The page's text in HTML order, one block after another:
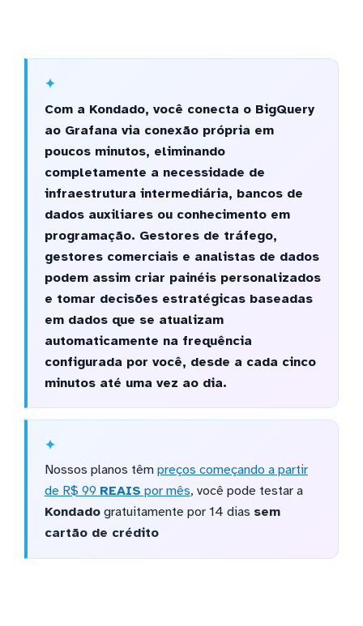
Com a Kondado, você conecta o BigQuery
ao Grafana via conexão própria em
poucos minutos, eliminando
completamente a necessidade de
infraestrutura intermediária, bancos de
dados auxiliares ou conhecimento em
programação. Gestores de tráfego,
gestores comerciais e analistas de dados
podem assim criar painéis personalizados
e tomar decisões estratégicas baseadas
em dados que se atualizam
automaticamente na frequência
configurada por você, desde a cada cinco
minutos até uma vez ao dia.
Nossos planos têm preços começando a partir
de R$ 99 REAIS por mês, você pode testar a
Kondadogratuitamente por 14 dias sem
cartão de crédito